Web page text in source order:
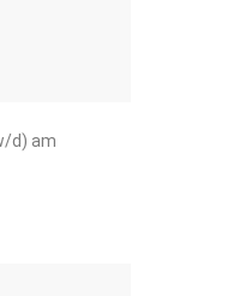
d) am